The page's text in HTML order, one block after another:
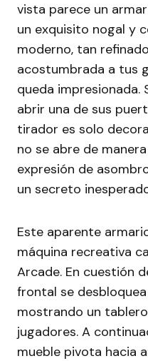
vista parece un
un exquisito nogal y
moderno, tan
acostumbrada a tus
queda impresionada.
abrir una de sus
tirador es solo
no se abre de
expresión de
un secreto
Este aparente
máquina recreativa
Arcade. En cuestión
frontal se
mostrando un
jugadores. A
mueble pivota hacia